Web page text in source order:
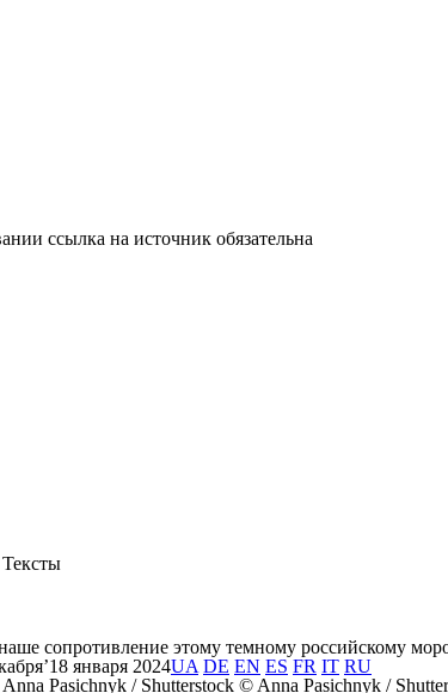
ссылка на источник обязательна
Тексты
сопротивление этому темному российскому
18 января 2024UA DE EN ES FR IT RU